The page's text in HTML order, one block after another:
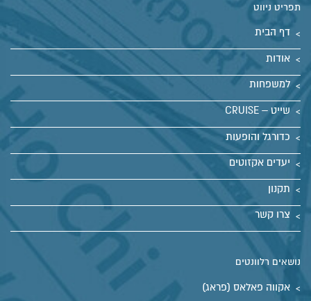
תפריט ניווט
דף הבית
אודות
למשפחות
שייט – CRUISE
כדורגל והופעות
יעדים אקזוטים
תקנון
צרו קשר
נושאים רלוונטים
אקווה פאלאס (פראג)